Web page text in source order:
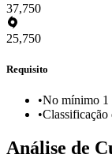
37,750
25,750
Requisito
•No mínimo 1
•
Análise de